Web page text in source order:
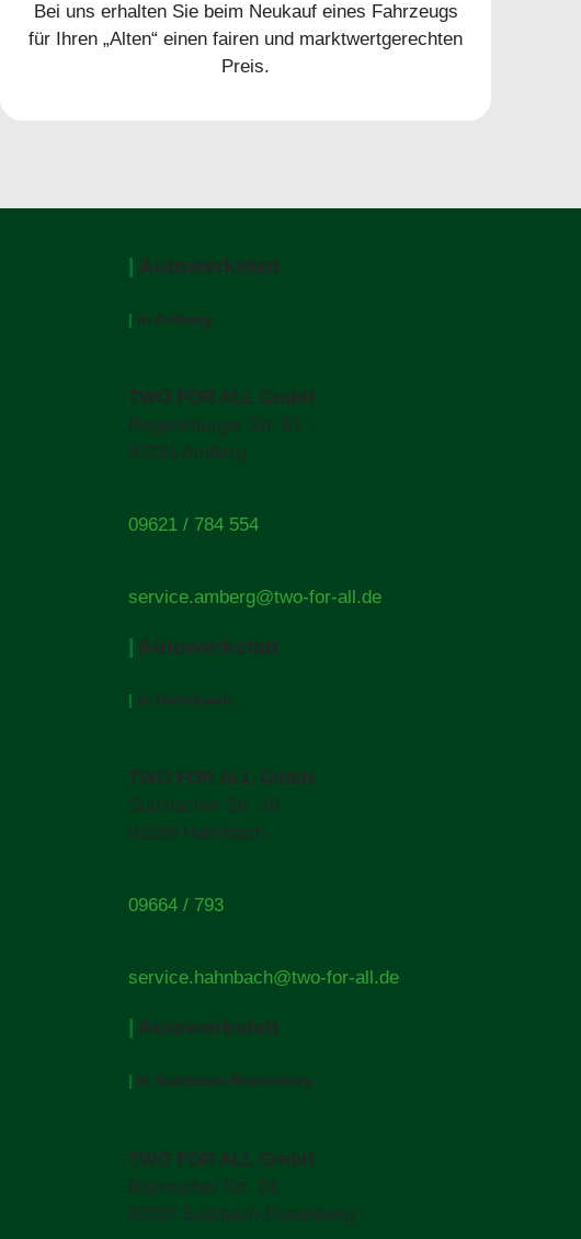
Bei uns erhalten Sie beim Neukauf eines Fahrzeugs
für Ihren „Alten“ einen fairen und marktwertgerechten
Preis.
Autowerkstatt
| in Amberg
TWO FOR ALL GmbH
Regensburger Str. 61
92224 Amberg
09621 / 784 554
service.amberg@two-for-all.de
Autowerkstatt
| in Hahnbach
TWO FOR ALL GmbH
Sulzbacher Str. 16
92256 Hahnbach
09664 / 793
service.hahnbach@two-for-all.de
Autowerkstatt
| in Sulzbach-Rosenberg
TWO FOR ALL GmbH
Bayreuther Str. 24
92237 Sulzbach-Rosenberg